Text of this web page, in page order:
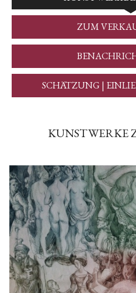
ZUM
SCHÄTZUNG |
KUNSTWERKE